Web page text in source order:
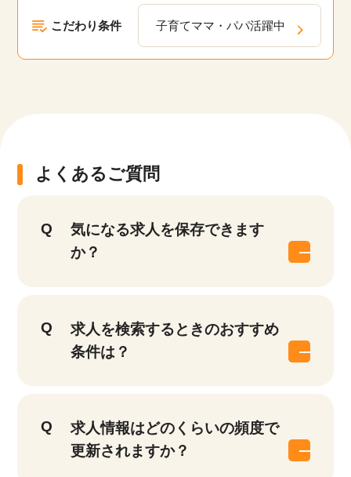
こだわり条件 子育てママ・パパ活躍中
よくあるご質問
気になる求人を保存できます
か？
求人を検索するときのおすすめ
条件は？
求人情報はどのくらいの頻度で
更新されますか？